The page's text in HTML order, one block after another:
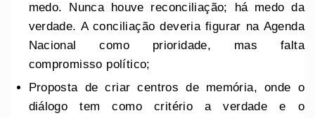
medo. Nunca houve reconciliação; há medo da
verdade. A conciliação deveria figurar na Agenda
Nacional como prioridade, mas falta
compromisso político;
Proposta de criar centros de memória, onde o
diálogo tem como critério a verdade e o